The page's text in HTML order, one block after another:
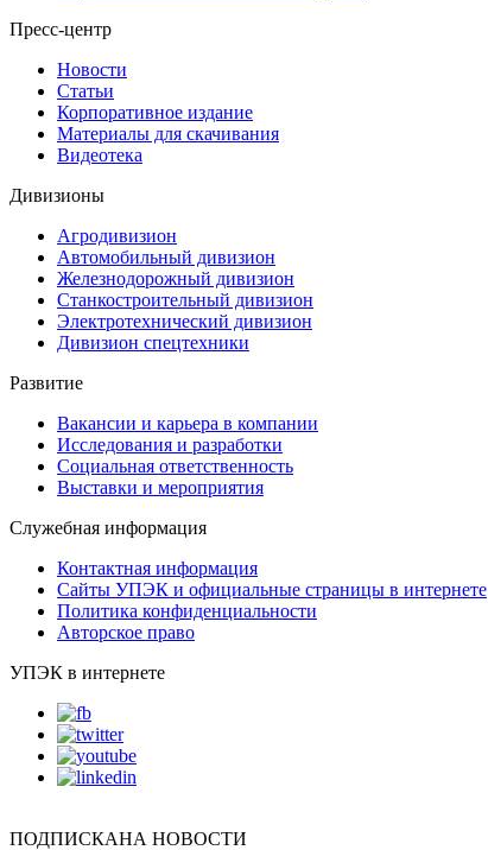
Пресс-центр
Новости
Статьи
Корпоративное издание
Материалы для скачивания
Видеотека
Дивизионы
Агродивизион
Автомобильный дивизион
Железнодорожный дивизион
Станкостроительный дивизион
Электротехнический дивизион
Дивизион спецтехники
Развитие
Вакансии и карьера в компании
Исследования и разработки
Социальная ответственность
Выставки и мероприятия
Служебная информация
Контактная информация
Сайты УПЭК и официальные страницы в интернете
Политика конфиденциальности
Авторское право
УПЭК в интернете
ПОДПИСКАНА НОВОСТИ